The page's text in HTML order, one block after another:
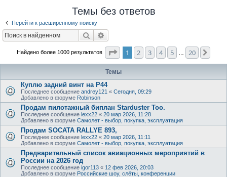
Темы без ответов
Перейти к расширенному поиску
Поиск
Найдено более 1000 результатов Страница1 из
1 2 3 4 5 20
Темы
Куплю задний винт на Р44
Последнее сообщение andrey121 « Сегодня, 09:29
Добавлено в форуме Robinson
Продам пилотажный биплан Starduster Too.
Последнее сообщение lexx22 « 20 мар 2026, 11:28
Добавлено в форуме Самолет - выбор, покупка, эксплуатация
Продам SOCATA RALLYE 893,
Последнее сообщение lexx22 « 20 мар 2026, 11:11
Добавлено в форуме Самолет - выбор, покупка, эксплуатация
Предварительный список авиационных мероприятий в
России на 2026 год
Последнее сообщение igor113 « 12 фев 2026, 20:03
Добавлено в форуме Российские шоу, слёты, конференции